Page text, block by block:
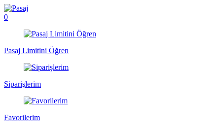
0
Pasaj Limitini Öğren
Siparişlerim
Favorilerim